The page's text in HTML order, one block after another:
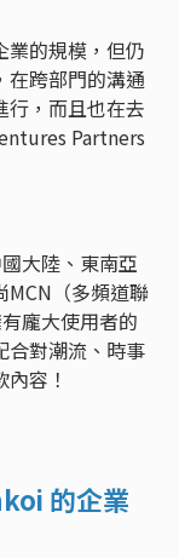
業的規模，但仍
在跨部門的溝通
行，而且也在去
Partners
大陸、東南亞
MCN（多頻道聯
龐大使用者的
合對潮流、時事
容！
的企業